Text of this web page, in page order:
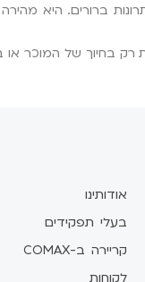
ברורים. היא
רק בחיוך של המוכר
אודותינו
בעלי תפקידים
קריירה ב-COMAX
לקוחות